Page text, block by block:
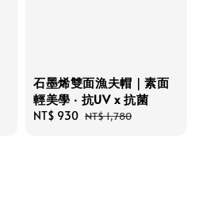
石墨烯雙面漁夫帽｜素面
輕美學 ‧ 抗UV x 抗菌
Sale
NT$ 930 Regular
NT$ 1,780